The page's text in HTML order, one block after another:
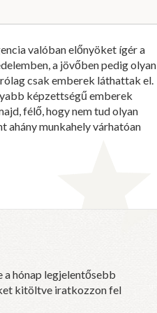
valóban előnyöket ígér a
a jövőben pedig olyan
csak emberek láthattak el.
képzettségű emberek
félő, hogy nem tud olyan
ahány munkahely várhatóan
a hónap legjelentősebb
kitöltve iratkozzon fel